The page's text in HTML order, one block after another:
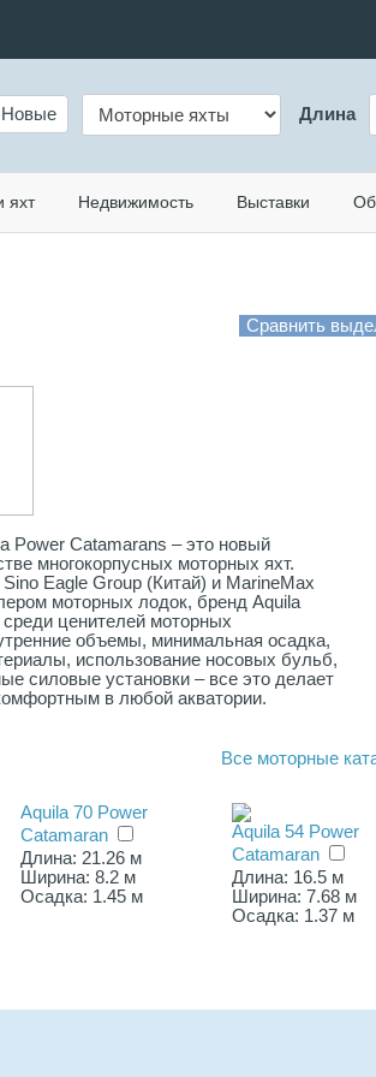
Новые Длина
яхт Недвижимость Выставки
Power Catamarans – это новый
многокорпусных моторных яхт.
Eagle Group (Китай) и MarineMax
моторных лодок, бренд Aquila
ценителей моторных
объемы, минимальная осадка,
использование носовых бульб,
силовые установки – все это делает
в любой акватории.
Все моторные
Aquila 70 Power
Catamaran
Длина: 21.26 м
Ширина: 8.2 м
Осадка: 1.45 м
Aquila 54 Power
Catamaran
Длина: 16.5 м
Ширина: 7.68 м
Осадка: 1.37 м